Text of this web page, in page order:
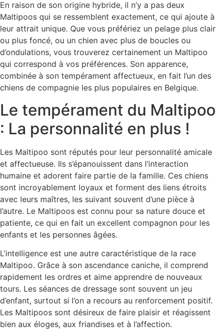
En raison de son origine hybride, il n’y a pas deux
Maltipoos qui se ressemblent exactement, ce qui ajoute à
leur attrait unique. Que vous préfériez un pelage plus clair
ou plus foncé, ou un chien avec plus de boucles ou
d’ondulations, vous trouverez certainement un Maltipoo
qui correspond à vos préférences. Son apparence,
combinée à son tempérament affectueux, en fait l’un des
chiens de compagnie les plus populaires en Belgique.
Le tempérament du Maltipoo
: La personnalité en plus !
Les Maltipoo sont réputés pour leur personnalité amicale
et affectueuse. Ils s’épanouissent dans l’interaction
humaine et adorent faire partie de la famille. Ces chiens
sont incroyablement loyaux et forment des liens étroits
avec leurs maîtres, les suivant souvent d’une pièce à
l’autre. Le Maltipoos est connu pour sa nature douce et
patiente, ce qui en fait un excellent compagnon pour les
enfants et les personnes âgées.
L’intelligence est une autre caractéristique de la race
Maltipoo. Grâce à son ascendance caniche, il comprend
rapidement les ordres et aime apprendre de nouveaux
tours. Les séances de dressage sont souvent un jeu
d’enfant, surtout si l’on a recours au renforcement positif.
Les Maltipoos sont désireux de faire plaisir et réagissent
bien aux éloges, aux friandises et à l’affection.